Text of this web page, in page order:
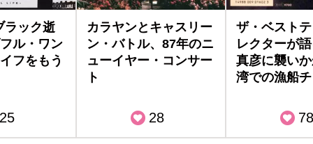
ラック逝
ル・ワン
フをもう
25
カラヤンとキャスリー
ン・バトル、87年のニ
ューイヤー・コンサー
ト
28
ザ・ベスト
レクターが
真彦に襲い
湾での漁船
78